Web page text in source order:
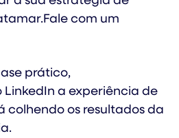
com um
prático,
a experiência de
colhendo os resultados da